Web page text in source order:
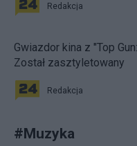
Redakcja
Gwiazdor kina z "Top
Został zasztyletowany
Redakcja
#Muzyka